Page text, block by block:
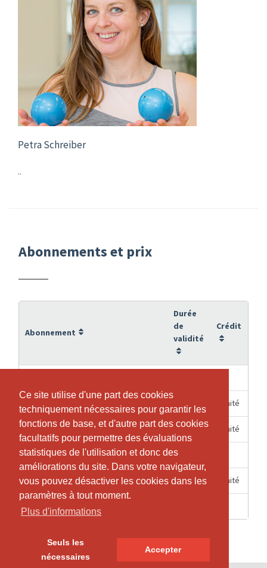
Ce site utilise d'une part des cookies
techniquement nécessaires pour garantir les
fonctions de base, et d'autre part des cookies
facultatifs pour permettre des évaluations
statistiques de l'utilisation et donc des
améliorations du site. Dans votre navigateur,
vous pouvez désactiver les cookies dans les
paramètres à tout moment.
Plus d'informations
Seuls les
nécessaires
Accepter
Ce site utilise d'une part des cookies
techniquement nécessaires pour garantir les
fonctions de base, et d'autre part des cookies
facultatifs pour permettre des évaluations
statistiques de l'utilisation et donc des
améliorations du site. Dans votre navigateur,
vous pouvez désactiver les cookies dans les
paramètres à tout moment.
Plus d'informations
Seuls les
nécessaires
Accepter
Petra Schreiber
..
Abonnements et prix
Abonnement
Durée
de
validité
Crédit
1/2 Jahres-Abo 6 Mois Illimité
1/4 Jahres Abo 3 Mois Illimité
Einzeleintritt Reformer 6 Mois
Jahres - Abo 12 Mois Illimité
Probelektion